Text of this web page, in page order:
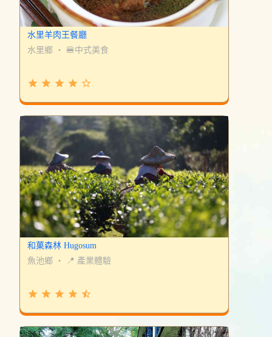
水里羊肉王餐廳
水里鄉 ・ 🍔中式美食
grade grade grade grade star_border
和菓森林 Hugosum
魚池鄉 ・ 📍 產業體驗
grade grade grade grade star_half